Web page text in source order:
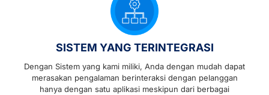
SISTEM YANG TERINTEGRASI
Dengan Sistem yang kami miliki, Anda dengan mudah dapat
merasakan pengalaman berinteraksi dengan pelanggan
hanya dengan satu aplikasi meskipun dari berbagai